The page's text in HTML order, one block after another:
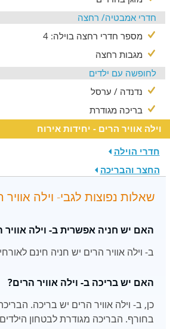
חדרי אמבטיה/ רחצה
מספר חדרי רחצה בוילה: 4
מגבות רחצה
לחופשה עם ילדים
נדנדה / ערסל
בריכה מגודרת
וילה אוויר הרים - יחידות אירוח
חדרי הוילה
החצר והבריכה
שאלות נפוצות לגבי- וילה אוויר
האם יש חניה אפשרית ב- וילה אוויר
ב- וילה אוויר הרים יש חניה חינם
האם יש בריכה ב- וילה אוויר הרים?
כן, ב- וילה אוויר הרים יש בריכה.
בחורף. הבריכה מגודרת לבטחון